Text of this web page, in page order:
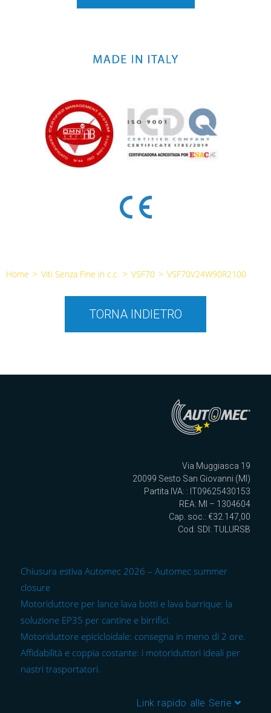
Home > Viti Senza Fine in c.c. > VSF70 > VSF70V24W90R2100
TORNA INDIETRO
Via Muggiasca 19
20099 Sesto San Giovanni (MI)
Partita IVA: : IT09625430153
REA: MI – 1304604
Cap. soc.: €32.147,00
Cod. SDI: TULURSB
Chiusura estiva Automec 2026 – Automec summer
closure
Motoriduttore per lance lava botti e lava barrique: la
soluzione EP35 per cantine e birrifici.
Motoriduttore epicicloidale: consegna in meno di 2 ore.
Affidabilità e coppia costante: i motoriduttori ideali per
nastri trasportatori.
Link rapido alle Serie